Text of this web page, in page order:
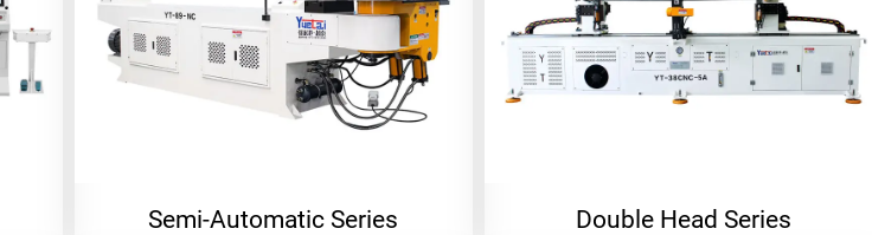
Semi-Automatic Series Double Head Series